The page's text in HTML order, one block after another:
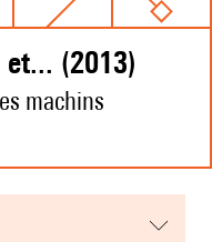
(2013)
machins